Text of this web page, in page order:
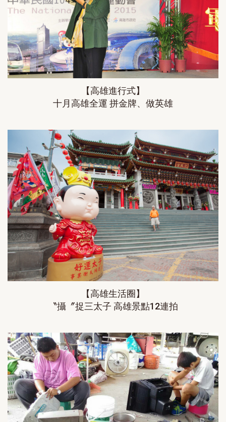
【高雄進行式】
十月高雄全運 拼金牌、做英雄
【高雄生活圈】
〝攝〞捉三太子 高雄景點12連拍